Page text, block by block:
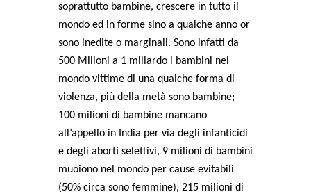
soprattutto bambine, crescere in tutto il
mondo ed in forme sino a qualche anno or
sono inedite o marginali. Sono infatti da
500 Milioni a 1 miliardo i bambini nel
mondo vittime di una qualche forma di
violenza, più della metà sono bambine;
100 milioni di bambine mancano
all’appello in India per via degli infanticidi
e degli aborti selettivi, 9 milioni di bambini
muoiono nel mondo per cause evitabili
(50% circa sono femmine), 215 milioni di